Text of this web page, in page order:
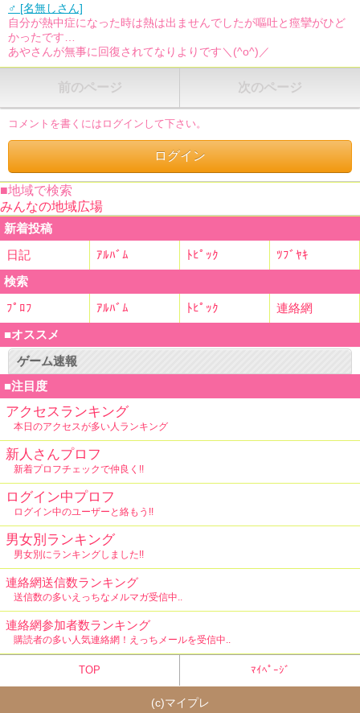
♂ [名無しさん]
自分が熱中症になった時は熱は出ませんでしたが嘔吐と痙攣がひど
かったです…
あやさんが無事に回復されてなりよりです＼(^o^)／
前のページ 次のページ
コメントを書くにはログインして下さい。
■地域で検索
みんなの地域広場
新着投稿
日記
ｱﾙﾊﾞﾑ ﾄﾋﾟｯｸ
ﾂﾌﾞﾔｷ
検索
ﾌﾟﾛﾌ
ｱﾙﾊﾞﾑ ﾄﾋﾟｯｸ
連絡網
■オススメ
ゲーム速報
■注目度
アクセスランキング
本日のアクセスが多い人ランキング
新人さんプロフ
新着プロフチェックで仲良く!!
ログイン中プロフ
ログイン中のユーザーと絡もう!!
男女別ランキング
男女別にランキングしました!!
連絡網送信数ランキング
送信数の多いえっちなメルマガ受信中..
連絡網参加者数ランキング
購読者の多い人気連絡網！えっちメールを受信中..
TOP ﾏｲﾍﾟｰｼﾞ
(c)マイプレ